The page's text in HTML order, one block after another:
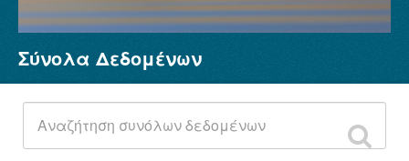
Σύνολα Δεδομένων
Φορείς
Ομάδες
Σχετικά
Σύνολα Δεδομένων